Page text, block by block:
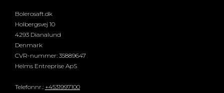
Bolerosaft.dk
Holbergsvej 10
4293 Dianalund
Denmark
CVR-nummer: 35889647
Helms Entreprise ApS
Telefonnr.: +4531997100